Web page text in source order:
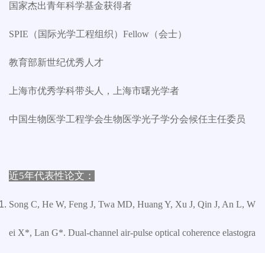
国家杰出青年科学基金获得者
SPIE（国际光学工程组织）Fellow（会士）
教育部新世纪优秀人才
上海市优秀学科带头人，上海市曙光学者
中国生物医学工程学会生物医学光子学分会候任主任委员
近5年代表性论文：
Song C, He W, Feng J, Twa MD, Huang Y, Xu J, Qin J, An L, W
ei X*, Lan G*. Dual-channel air-pulse optical coherence elastogra